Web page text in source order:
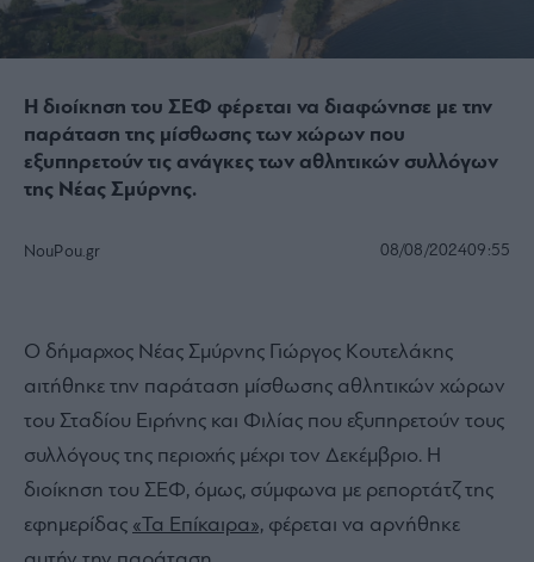
Η διοίκηση του ΣΕΦ φέρεται να διαφώνησε με την
παράταση της μίσθωσης των χώρων που
εξυπηρετούν τις ανάγκες των αθλητικών συλλόγων
της Νέας Σμύρνης.
NouPou.gr 08/08/202409:55
Ο δήμαρχος Νέας Σμύρνης Γιώργος Κουτελάκης
αιτήθηκε την παράταση μίσθωσης αθλητικών χώρων
του Σταδίου Ειρήνης και Φιλίας που εξυπηρετούν τους
συλλόγους της περιοχής μέχρι τον Δεκέμβριο. Η
διοίκηση του ΣΕΦ, όμως, σύμφωνα με ρεπορτάτζ της
εφημερίδας «Τα Επίκαιρα», φέρεται να αρνήθηκε